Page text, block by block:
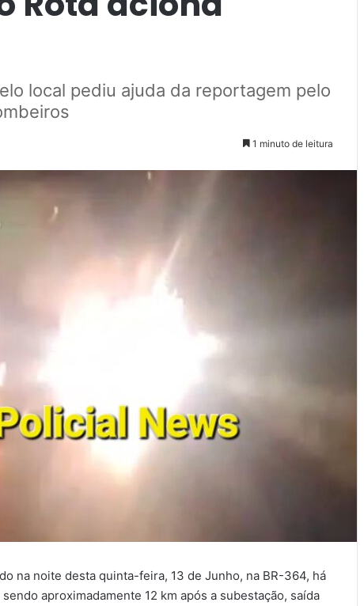
local pediu ajuda da reportagem pelo
1 minuto de leitura
na noite desta quinta-feira, 13 de Junho, na BR-364, há
aproximadamente 12 km após a subestação, saída